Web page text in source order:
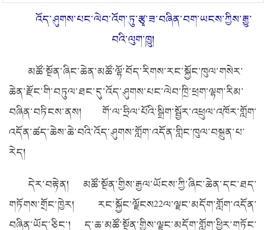
འོད་ཤུགས་པང་ལེབ་འོག་ཏུ་རྩྭ་ཟ་བཞིན་བག་ཡངས་ཀྱིས་རྒྱུ་
བའི་ལུག་ཁྱུ།
མཚོ་སྔོན་ཞིང་ཆེན་མཚོ་ལྷོ་བོད་རིགས་རང་སྐྱོང་ཁུལ་གསེར་
ཆེན་རྫོང་གི་བཏུལ་ཐང་དུ་འོད་ཤུགས་པང་ལེབ་ཁྲི་ཕྲག་ལྷག་རིམ་
བཞིན་བཏིངས་ནས། གོ་ལ་ཧྲིལ་པོའི་སྒྲིག་སྦྱོར་འཕྲུལ་འཁོར་གློག་
འདོན་ཚད་ཆེས་ཆེ་བའི་འོད་ཤུགས་གློག་འདོན་གླིང་ཁུལ་བསྐྲུན་པ་
རེད།
དེར་བརྟེན། མཚོ་སྔོན་གྱིས་རྒྱལ་ཡོངས་ཀྱི་ཞིང་ཆེན་དང་ཐད་
གཏོགས་གྲོང་ཁྱེར། རང་སྐྱོང་ལྗོངས22ལ་ལྗང་མདོག་གློག་འདོན་
བཞིན་ཡོད་ཅིང་། ད་ཆ་མཚོ་སྔོན་གྱིས་ལྗང་མདོག་གློག་ཕྱིར་གཏོང་